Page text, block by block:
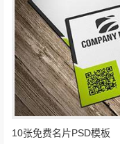
10张免费名片PSD模板